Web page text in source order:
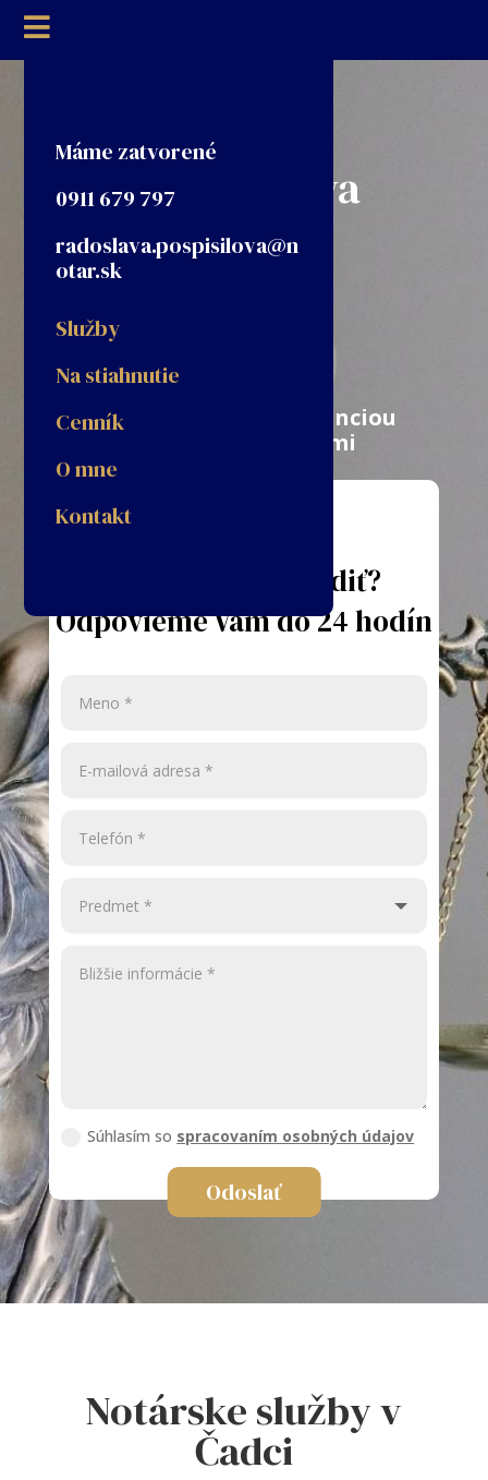

Máme zatvorené
0911 679 797
radoslava.pospisilova@n
otar.sk
Služby
Na stiahnutie
Cenník
O mne
Kontakt
JUDr. Radoslava
Pospíšilová
Návšteva notára je prevenciou
pred budúcimi problémami
Potrebujete poradiť?
Odpovieme Vám do 24 hodín
Súhlasím so spracovaním osobných údajov
Odoslať
Notárske služby v
Čadci